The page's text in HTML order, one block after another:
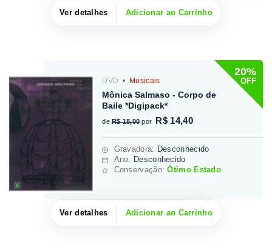
Ver detalhes Adicionar ao Carrinho
20%
OFF
DVD Musicais
Mônica Salmaso - Corpo de
Baile *Digipack*
de R$ 18,00 por R$ 14,40
Gravadora: Desconhecido
Ano: Desconhecido
Conservação:Ótimo Estado
Ver detalhes Adicionar ao Carrinho